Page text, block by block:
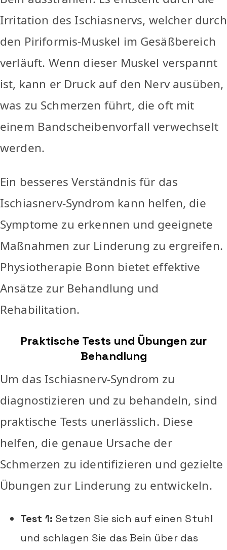
Irritation des Ischiasnervs, welcher durch
den Piriformis-Muskel im Gesäßbereich
verläuft. Wenn dieser Muskel verspannt
ist, kann er Druck auf den Nerv ausüben,
was zu Schmerzen führt, die oft mit
einem Bandscheibenvorfall verwechselt
werden.
Ein besseres Verständnis für das
Ischiasnerv-Syndrom kann helfen, die
Symptome zu erkennen und geeignete
Maßnahmen zur Linderung zu ergreifen.
Physiotherapie Bonn bietet effektive
Ansätze zur Behandlung und
Rehabilitation.
Praktische Tests und Übungen zur
Behandlung
Um das Ischiasnerv-Syndrom zu
diagnostizieren und zu behandeln, sind
praktische Tests unerlässlich. Diese
helfen, die genaue Ursache der
Schmerzen zu identifizieren und gezielte
Übungen zur Linderung zu entwickeln.
Test 1: Setzen Sie sich auf einen Stuhl
und schlagen Sie das Bein über das